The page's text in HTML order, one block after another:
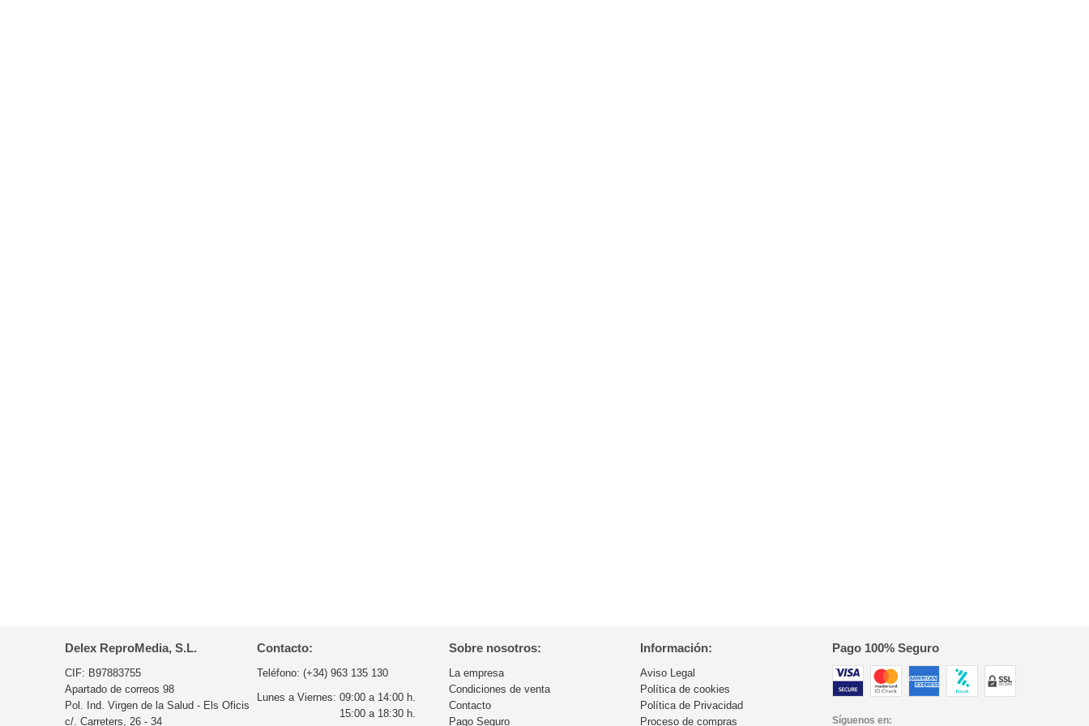
Delex ReproMedia, S.L.
CIF: B97883755
Apartado de correos 98
Pol. Ind. Virgen de la Salud - Els Oficis
c/. Carreters, 26 - 34
Contacto:
Teléfono: (+34) 963 135 130
Lunes a Viernes: 09:00 a 14:00 h.
15:00 a 18:30 h.
Sobre nosotros:
La empresa
Condiciones de venta
Contacto
Pago Seguro
Información:
Aviso Legal
Política de cookies
Política de Privacidad
Proceso de compras
Pago 100% Seguro
Síguenos en: